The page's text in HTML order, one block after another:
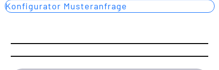
Konfigurator Musteranfrage